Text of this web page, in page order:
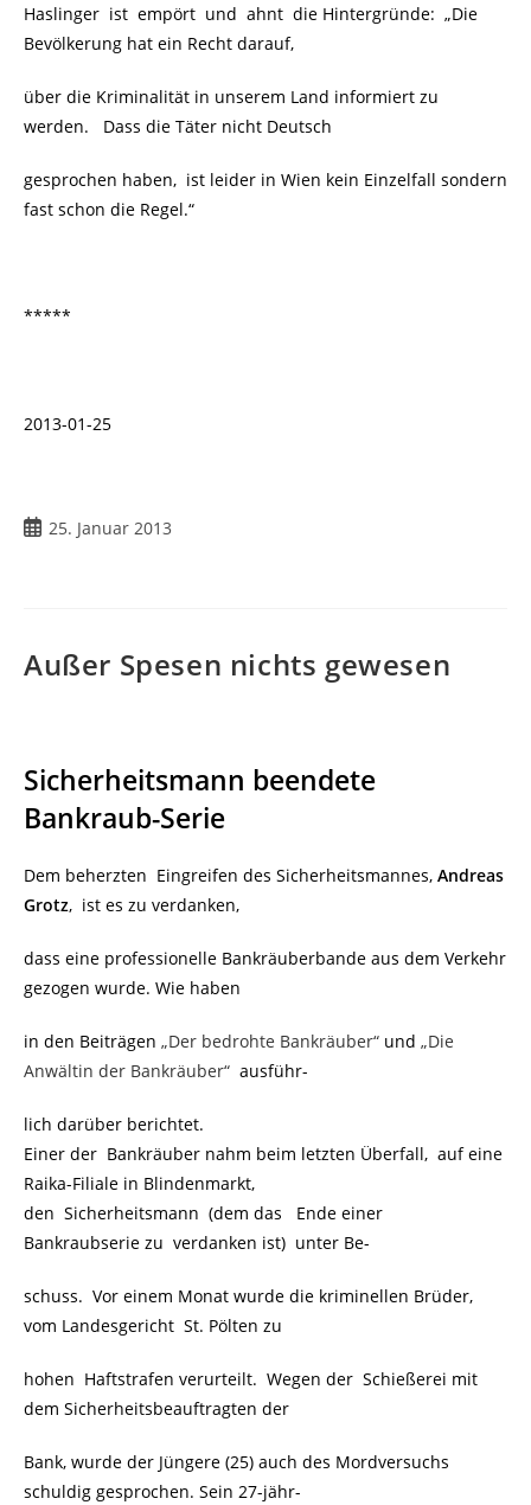
Haslinger ist empört und ahnt die Hintergründe: „Die
Bevölkerung hat ein Recht darauf,
über die Kriminalität in unserem Land informiert zu
werden. Dass die Täter nicht Deutsch
gesprochen haben, ist leider in Wien kein Einzelfall sondern
fast schon die Regel.“
*****
2013-01-25
Beitrag
25. Januar 2013
Außer Spesen nichts gewesen
Sicherheitsmann beendete
Bankraub-Serie
Dem beherzten Eingreifen des Sicherheitsmannes, Andreas
Grotz, ist es zu verdanken,
dass eine professionelle Bankräuberbande aus dem Verkehr
gezogen wurde. Wie haben
in den Beiträgen „Der bedrohte Bankräuber“ und „Die
Anwältin der Bankräuber“ ausführ-
lich darüber berichtet.
Einer der Bankräuber nahm beim letzten Überfall, auf eine
Raika-Filiale in Blindenmarkt,
den Sicherheitsmann (dem das Ende einer
Bankraubserie zu verdanken ist) unter Be-
schuss. Vor einem Monat wurde die kriminellen Brüder,
vom Landesgericht St. Pölten zu
hohen Haftstrafen verurteilt. Wegen der Schießerei mit
dem Sicherheitsbeauftragten der
Bank, wurde der Jüngere (25) auch des Mordversuchs
schuldig gesprochen. Sein 27-jähr-